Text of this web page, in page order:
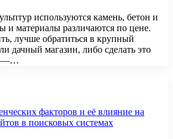
используются камень, бетон и
и материалы различаются по цене.
лучше обратиться в крупный
дачный магазин, либо сделать это
—…
факторов и её влияние на
в поисковых системах